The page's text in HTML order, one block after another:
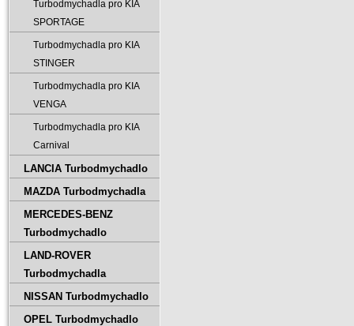
Turbodmychadla pro KIA
SPORTAGE
Turbodmychadla pro KIA
STINGER
Turbodmychadla pro KIA
VENGA
Turbodmychadla pro KIA
Carnival
LANCIA Turbodmychadlo
MAZDA Turbodmychadla
MERCEDES-BENZ
Turbodmychadlo
LAND-ROVER
Turbodmychadla
NISSAN Turbodmychadlo
OPEL Turbodmychadlo